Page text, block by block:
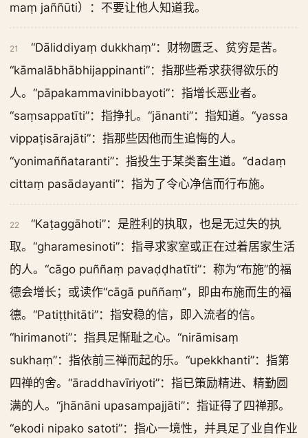
maṃ jaññūti）：不要让他人知道我。
21
“Dāliddiyaṃ dukkhaṃ”：财物匮乏、贫穷是苦。
“kāmalābhābhijappinanti”：指那些希求获得欲乐的
人。“pāpakammavinibbayoti”：指增长恶业者。
“saṃsappatīti”：指挣扎。“jānanti”：指知道。“yassa
vippaṭisārajāti”：指那些因他而生追悔的人。
“yonimaññataranti”：指投生于某类畜生道。“dadaṃ
cittaṃ pasādayanti”：指为了令心净信而行布施。
22
“Kaṭaggāhoti”：是胜利的执取，也是无过失的执
取。“gharamesinoti”：指寻求家室或正在过着居家生活
的人。“cāgo puññaṃ pavaḍḍhatīti”：称为“布施”的福
德会增长；或读作“cāgā puññaṃ”，即由布施而生的福
德。“Patiṭṭhitāti”：指安稳的信，即入流者的信。
“hirimanoti”：指具足惭耻之心。“nirāmisaṃ
sukhaṃ”：指依前三禅而起的乐。“upekkhanti”：指第
四禅的舍。“āraddhavīriyoti”：指已策励精进、精勤圆
满的人。“jhānāni upasampajjāti”：指证得了四禅那。
“ekodi nipako satoti”：指心一境性，并具足了业自作业